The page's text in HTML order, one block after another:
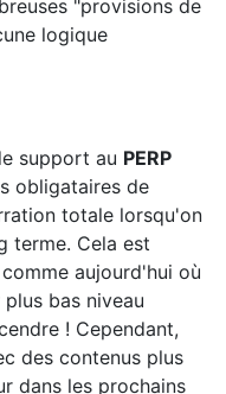
"provisions de
logique
support au PERP
obligataires de
totale lorsqu'on
terme. Cela est
aujourd'hui où
bas niveau
! Cependant,
des contenus plus
dans les prochains